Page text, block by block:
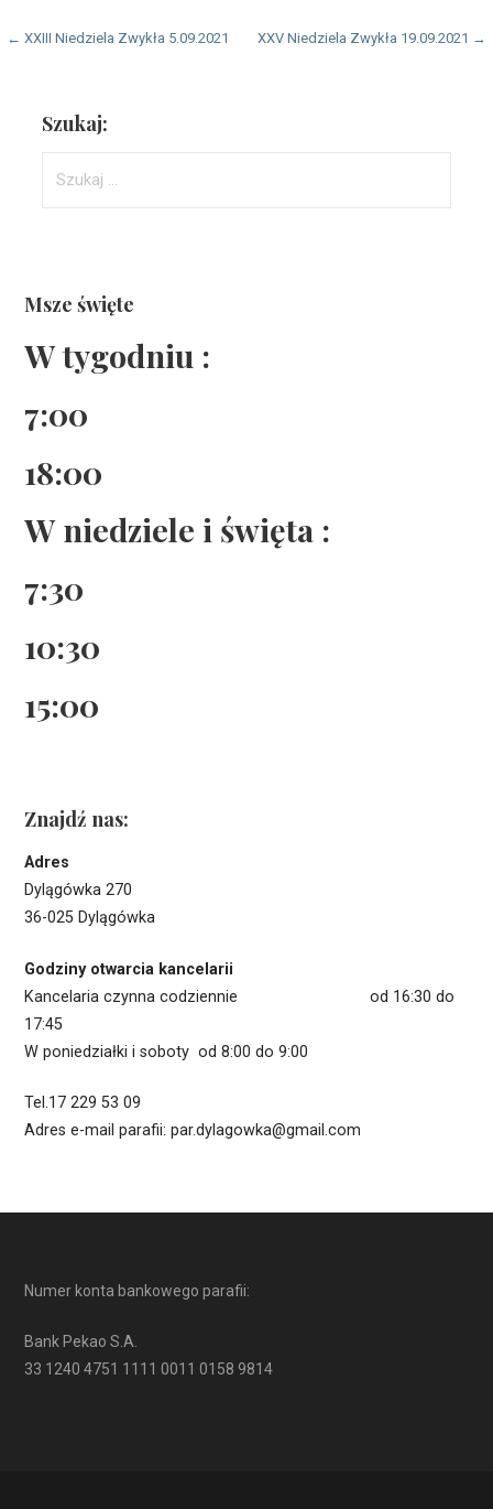
Nawigacja
← XXIII Niedziela Zwykła 5.09.2021 XXV Niedziela Zwykła 19.09.2021 →
Szukaj:
Msze święte
W tygodniu :
7:00
18:00
W niedziele i święta :
7:30
10:30
15:00
Znajdź nas:
Adres
Dylągówka 270
36-025 Dylągówka
Godziny otwarcia kancelarii
Kancelaria czynna codziennie od 16:30 do
17:45
W poniedziałki i soboty od 8:00 do 9:00
Tel.17 229 53 09
Adres e-mail parafii: par.dylagowka@gmail.com
Numer konta bankowego parafii:
Bank Pekao S.A.
33 1240 4751 1111 0011 0158 9814